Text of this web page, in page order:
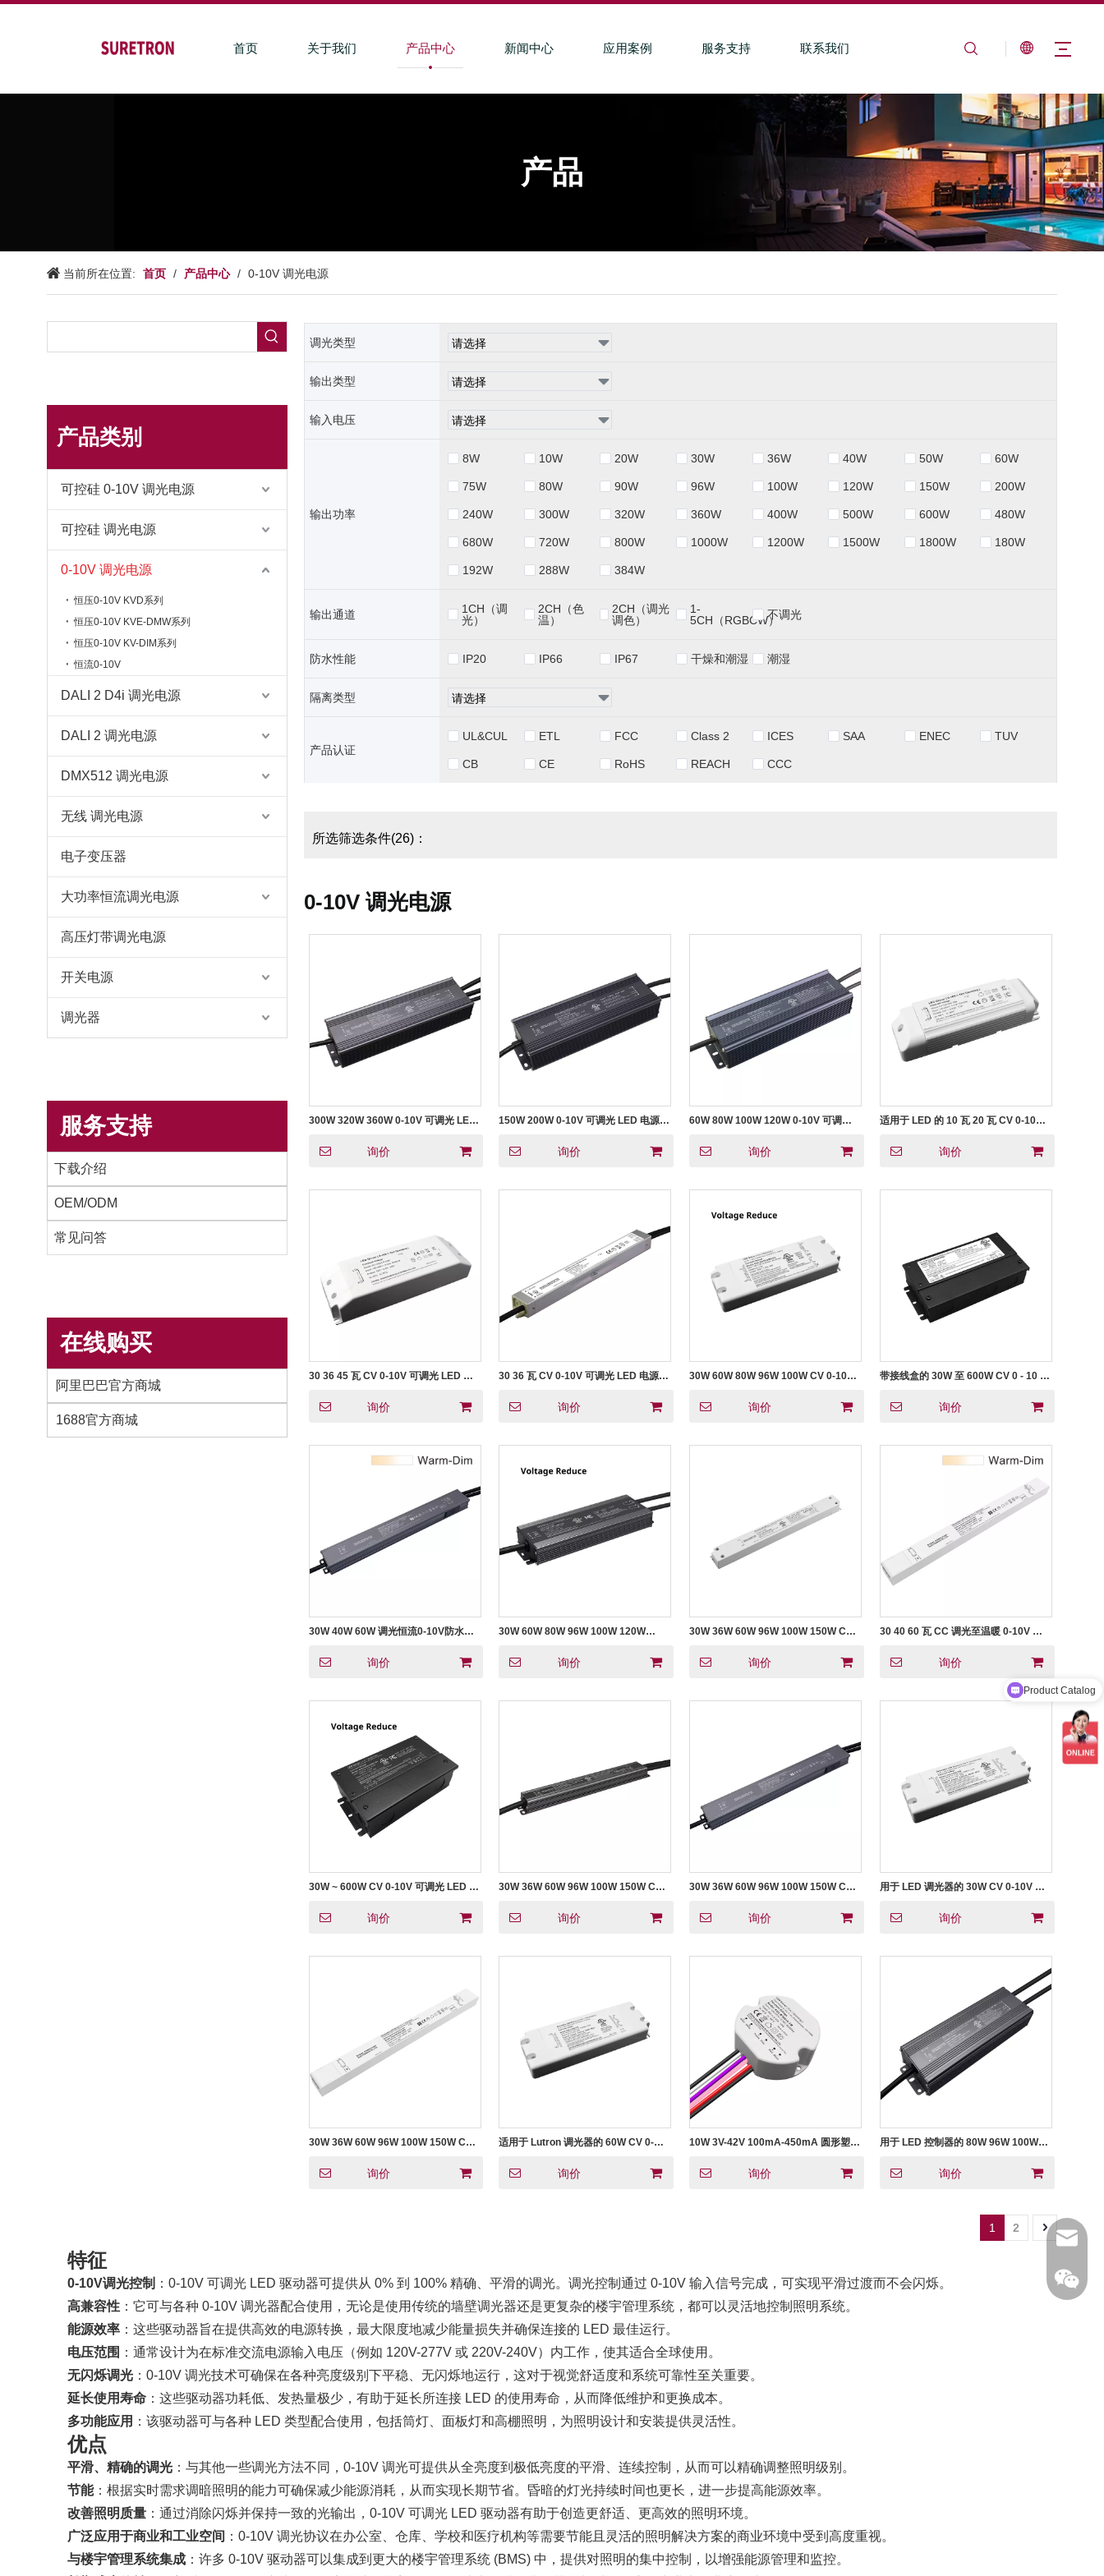
首页 关于我们 产品中心 新闻中心 应用案例 服务支持 联系我们
产品
当前所在位置: 首页 / 产品中心 / 0-10V 调光电源
产品类别
可控硅 0-10V 调光电源
可控硅 调光电源
0-10V 调光电源
恒压0-10V KVD系列
恒压0-10V KVE-DMW系列
恒压0-10V KV-DIM系列
恒流0-10V
DALI 2 D4i 调光电源
DALI 2 调光电源
DMX512 调光电源
无线 调光电源
电子变压器
大功率恒流调光电源
高压灯带调光电源
开关电源
调光器
服务支持
下载介绍
OEM/ODM
常见问答
在线购买
阿里巴巴官方商城
1688官方商城
调光类型
输出类型
输入电压
输出功率
8W 10W 20W 30W 36W 40W 50W 60W
75W 80W 90W 96W 100W 120W 150W 200W
240W 300W 320W 360W 400W 500W 600W 480W
680W 720W 800W 1000W 1200W 1500W 1800W 180W
192W 288W 384W
输出通道
1CH（调
光）
2CH（色
温）
2CH（调光
调色）
1-
5CH（RGBCW）不调光
防水性能 IP20 IP66 IP67 干燥和潮湿 潮湿
隔离类型
产品认证
UL&CUL ETL FCC Class 2 ICES SAA ENEC TUV
CB CE RoHS REACH CCC
所选筛选条件(26)：
0-10V 调光电源
300W 320W 360W 0-10V 可调光 LED
询价
150W 200W 0-10V 可调光 LED 电源
询价
60W 80W 100W 120W 0-10V 可调光
询价
适用于 LED 的 10 瓦 20 瓦 CV 0-10V
询价
30 36 45 瓦 CV 0-10V 可调光 LED 灯
询价
30 36 瓦 CV 0-10V 可调光 LED 电源
询价
30W 60W 80W 96W 100W CV 0-10V
询价
带接线盒的 30W 至 600W CV 0 - 10 V
询价
30W 40W 60W 调光恒流0-10V防水
询价
30W 60W 80W 96W 100W 120W
500W 600W CV 0-10V 可调光 LED 电
源 12 24 36 48 V
询价
30W 36W 60W 96W 100W 150W CV
询价
30 40 60 瓦 CC 调光至温暖 0-10V 可
询价
30W ~ 600W CV 0-10V 可调光 LED 电
询价
30W 36W 60W 96W 100W 150W CV
询价
30W 36W 60W 96W 100W 150W CC
询价
用于 LED 调光器的 30W CV 0-10V 可
询价
30W 36W 60W 96W 100W 150W CC
询价
适用于 Lutron 调光器的 60W CV 0-
询价
10W 3V-42V 100mA-450mA 圆形塑料
询价
用于 LED 控制器的 80W 96W 100W
询价
1 2
特征
0-10V调光控制 ：0-10V 可调光 LED 驱动器可提供从 0% 到 100% 精确、平滑的调光。调光控制通过 0-10V 输入信号完成，可实现平滑过渡而不会闪烁。
高兼容性 ：它可与各种 0-10V 调光器配合使用，无论是使用传统的墙壁调光器还是更复杂的楼宇管理系统，都可以灵活地控制照明系统。
能源效率 ：这些驱动器旨在提供高效的电源转换，最大限度地减少能量损失并确保连接的 LED 最佳运行。
电压范围 ：通常设计为在标准交流电源输入电压（例如 120V-277V 或 220V-240V）内工作，使其适合全球使用。
无闪烁调光 ：0-10V 调光技术可确保在各种亮度级别下平稳、无闪烁地运行，这对于视觉舒适度和系统可靠性至关重要。
延长使用寿命 ：这些驱动器功耗低、发热量极少，有助于延长所连接 LED 的使用寿命，从而降低维护和更换成本。
多功能应用 ：该驱动器可与各种 LED 类型配合使用，包括筒灯、面板灯和高棚照明，为照明设计和安装提供灵活性。
优点
平滑、精确的调光 ：与其他一些调光方法不同，0-10V 调光可提供从全亮度到极低亮度的平滑、连续控制，从而可以精确调整照明级别。
节能：根据实时需求调暗照明的能力可确保减少能源消耗，从而实现长期节省。昏暗的灯光持续时间也更长，进一步提高能源效率。
改善照明质量 ：通过消除闪烁并保持一致的光输出，0-10V 可调光 LED 驱动器有助于创造更舒适、更高效的照明环境。
广泛应用于商业和工业空间 ：0-10V 调光协议在办公室、仓库、学校和医疗机构等需要节能且灵活的照明解决方案的商业环境中受到高度重视。
与楼宇管理系统集成 ：许多 0-10V 驱动器可以集成到更大的楼宇管理系统 (BMS) 中，提供对照明的集中控制，以增强能源管理和监控。
Product Catalog
Contact Email